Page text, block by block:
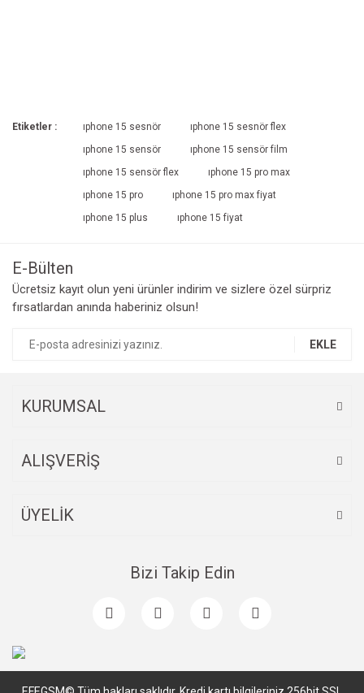
Etiketler : ıphone 15 sesnör
ıphone 15 sesnör flex
ıphone 15 sensör
ıphone 15 sensör film
ıphone 15 sensör flex
ıphone 15 pro max
ıphone 15 pro
ıphone 15 pro max fiyat
ıphone 15 plus
ıphone 15 fiyat
E-Bülten
Ücretsiz kayıt olun yeni ürünler indirim ve sizlere özel sürpriz
fırsatlardan anında haberiniz olsun!
EKLE
KURUMSAL
ALIŞVERİŞ
ÜYELİK
Bizi Takip Edin